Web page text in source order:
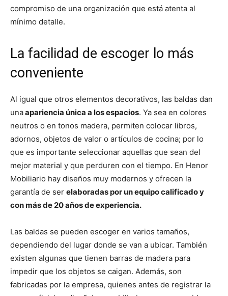
compromiso de una organización que está atenta al
mínimo detalle.
La facilidad de escoger lo más
conveniente
Al igual que otros elementos decorativos, las baldas dan
unaapariencia única a los espacios. Ya sea en colores
neutros o en tonos madera, permiten colocar libros,
adornos, objetos de valor o artículos de cocina; por lo
que es importante seleccionar aquellas que sean del
mejor material y que perduren con el tiempo. En Henor
Mobiliario hay diseños muy modernos y ofrecen la
garantía de ser elaboradas por un equipo calificado y
con más de 20 años de experiencia.
Las baldas se pueden escoger en varios tamaños,
dependiendo del lugar donde se van a ubicar. También
existen algunas que tienen barras de madera para
impedir que los objetos se caigan. Además, son
fabricadas por la empresa, quienes antes de registrar la